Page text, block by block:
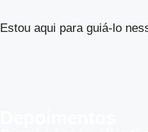
Estou aqui para guiá-lo